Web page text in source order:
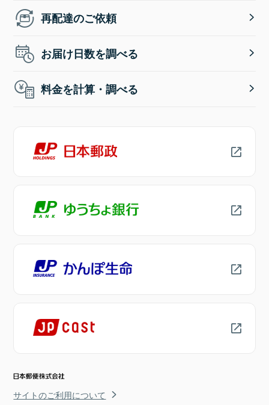
再配達のご依頼
お届け日数を調べる
料金を計算・調べる
サイトのご利用について